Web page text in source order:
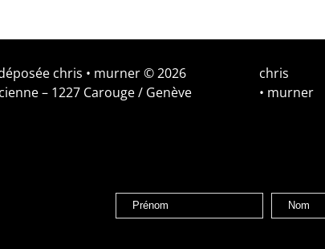
chris • murner © 2026
– 1227 Carouge / Genève
chris
• murner
Prénom Nom